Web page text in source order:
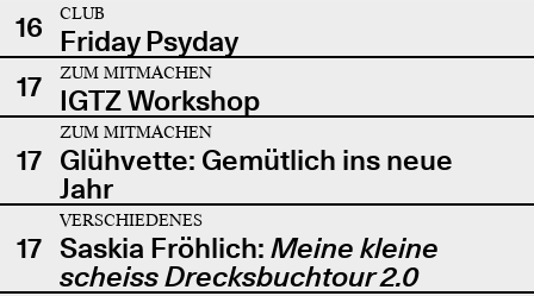
16
CLUB
Friday Psyday
17
ZUM MITMACHEN
IGTZ Workshop
17
ZUM MITMACHEN
Glühvette: Gemütlich ins neue
Jahr
17
VERSCHIEDENES
Saskia Fröhlich: Meine kleine
scheiss Drecksbuchtour 2.0